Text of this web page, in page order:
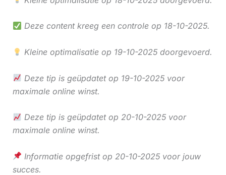
Deze content kreeg een controle op 18-10-2025.
Kleine optimalisatie op 19-10-2025 doorgevoerd.
Deze tip is geüpdatet op 19-10-2025 voor
maximale online winst.
Deze tip is geüpdatet op 20-10-2025 voor
maximale online winst.
Informatie opgefrist op 20-10-2025 voor jouw
succes.